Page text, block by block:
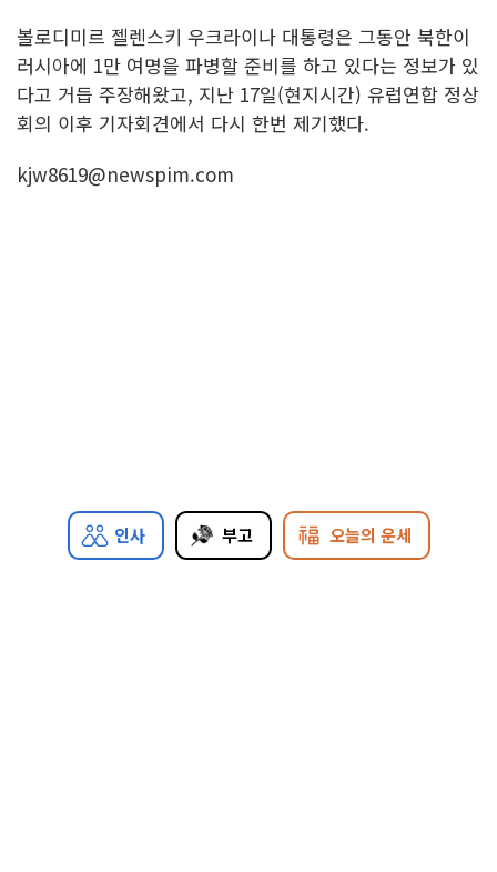
볼로디미르 젤렌스키 우크라이나 대통령은 그동안 북한이
러시아에 1만 여명을 파병할 준비를 하고 있다는 정보가 있
다고 거듭 주장해왔고, 지난 17일(현지시간) 유럽연합 정상
회의 이후 기자회견에서 다시 한번 제기했다.
kjw8619@newspim.com
인사 부고 오늘의 운세